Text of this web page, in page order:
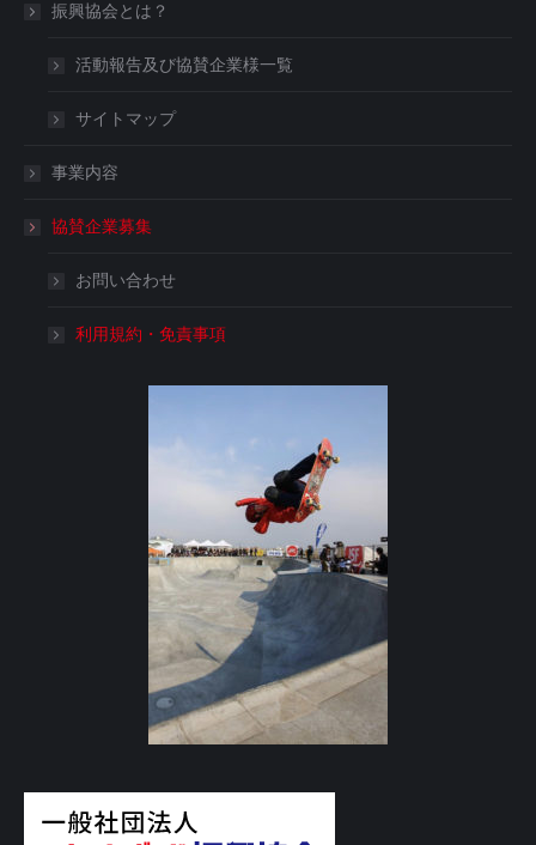
振興協会とは？
活動報告及び協賛企業様一覧
サイトマップ
事業内容
協賛企業募集
お問い合わせ
利用規約・免責事項